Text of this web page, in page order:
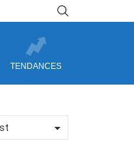
TENDANCES